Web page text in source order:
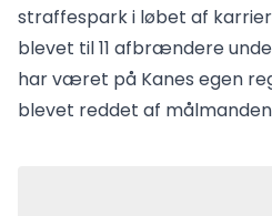
straffespark i løbet af
blevet til 11 afbrændere
har været på Kanes egen
blevet reddet af